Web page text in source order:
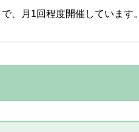
、月1回程度開催しています。